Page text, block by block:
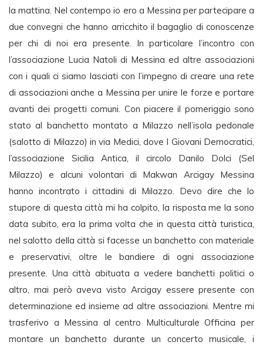
la mattina. Nel contempo io ero a Messina per partecipare a
due convegni che hanno arricchito il bagaglio di conoscenze
per chi di noi era presente. In particolare l’incontro con
l’associazione Lucia Natoli di Messina ed altre associazioni
con i quali ci siamo lasciati con l’impegno di creare una rete
di associazioni anche a Messina per unire le forze e portare
avanti dei progetti comuni. Con piacere il pomeriggio sono
stato al banchetto montato a Milazzo nell’isola pedonale
(salotto di Milazzo) in via Medici, dove I Giovani Democratici,
l’associazione Sicilia Antica, il circolo Danilo Dolci (Sel
Milazzo) e alcuni volontari di Makwan Arcigay Messina
hanno incontrato i cittadini di Milazzo. Devo dire che lo
stupore di questa città mi ha colpito, la risposta me la sono
data subito, era la prima volta che in questa città turistica,
nel salotto della città si facesse un banchetto con materiale
e preservativi, oltre le bandiere di ogni associazione
presente. Una città abituata a vedere banchetti politici o
altro, mai però aveva visto Arcigay essere presente con
determinazione ed insieme ad altre associazioni. Mentre mi
trasferivo a Messina al centro Multiculturale Officina per
montare un banchetto durante un concerto musicale, i